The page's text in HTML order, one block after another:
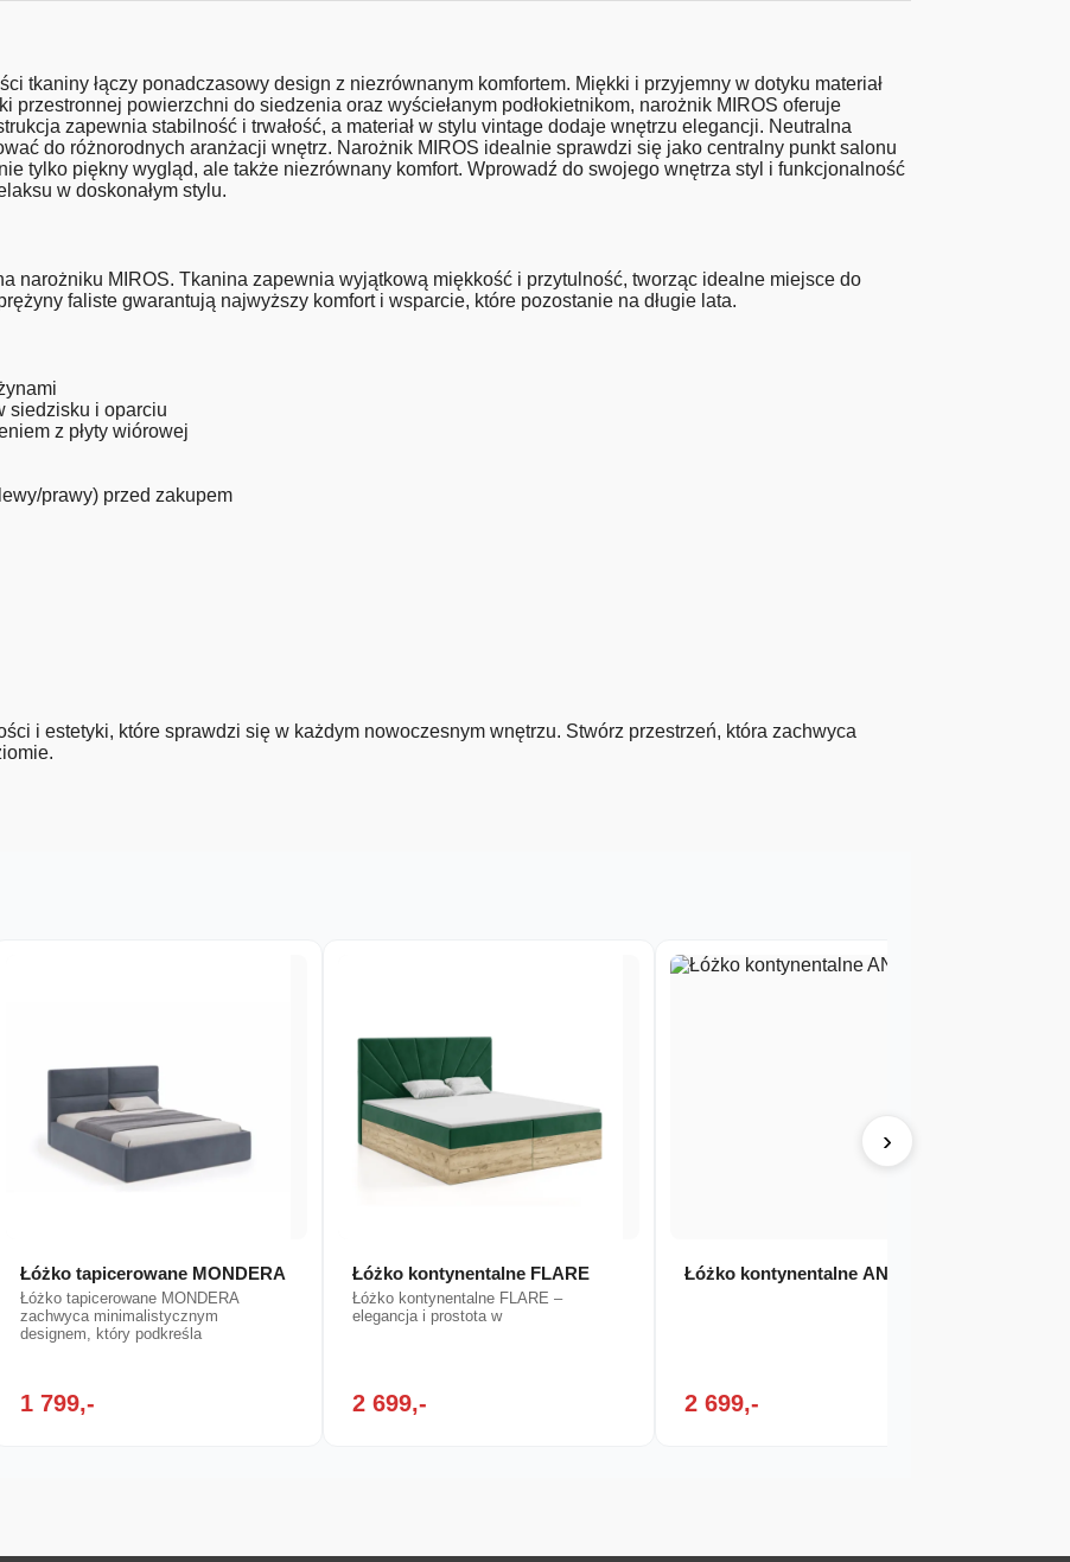
tkaniny łączy ponadczasowy design z niezrównanym komfortem. Miękki i przyjemny w dotyku materiał
przestronnej powierzchni do siedzenia oraz wyściełanym podłokietnikom, narożnik MIROS oferuje
zapewnia stabilność i trwałość, a materiał w stylu vintage dodaje wnętrzu elegancji. Neutralna
do różnorodnych aranżacji wnętrz. Narożnik MIROS idealnie sprawdzi się jako centralny punkt salonu
tylko piękny wygląd, ale także niezrównany komfort. Wprowadź do swojego wnętrza styl i funkcjonalność
w doskonałym stylu.
narożniku MIROS. Tkanina zapewnia wyjątkową miękkość i przytulność, tworząc idealne miejsce do
faliste gwarantują najwyższy komfort i wsparcie, które pozostanie na długie lata.
siedzisku i oparciu
z płyty wiórowej
prawy) przed zakupem
i estetyki, które sprawdzi się w każdym nowoczesnym wnętrzu. Stwórz przestrzeń, która zachwyca
Łóżko tapicerowane MONDERA
Łóżko tapicerowane MONDERA
zachwyca minimalistycznym
designem, który podkreśla
1 799,-
Łóżko kontynentalne FLARE
Łóżko kontynentalne FLARE –
elegancja i prostota w
2 699,-
Łóżko kontynentalne ANTIS
2 699,-
›